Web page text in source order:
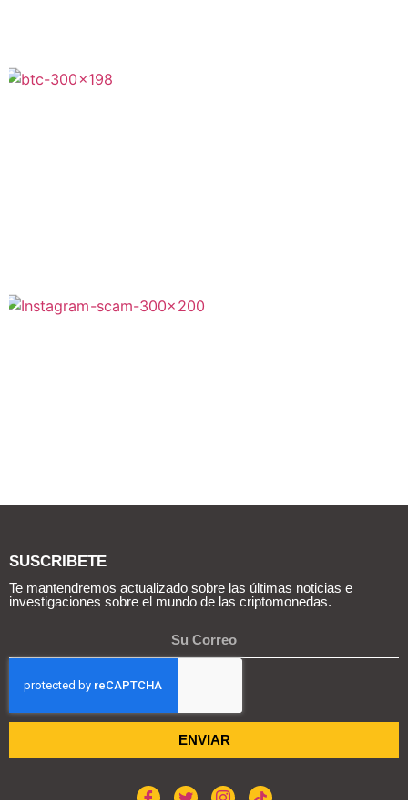
SUSCRIBETE
Te mantendremos actualizado sobre las últimas noticias e
investigaciones sobre el mundo de las criptomonedas.
ENVIAR